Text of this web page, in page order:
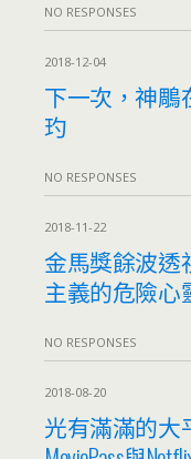
NO RESPONSES
2018-12-04
下一次，神鵰
玓
NO RESPONSES
2018-11-22
金馬獎餘波透
主義的危險心
NO RESPONSES
2018-08-20
光有滿滿的大